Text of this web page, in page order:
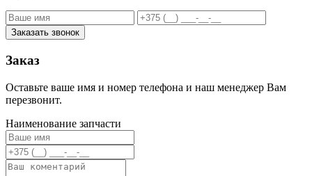
Заказать звонок
Заказ
Оставьте ваше имя и номер телефона и наш менеджер Вам
перезвонит.
Наименование запчасти